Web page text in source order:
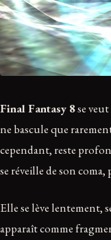
Final Fantasy 8se
ne bascule que
cependant, reste
se réveille de son
Elle se lève lentement,
apparaît comme